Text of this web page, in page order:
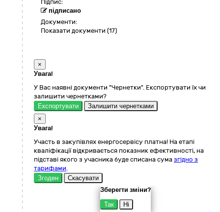
Підпис:
підписано
Документи:
Показати документи (17)
×
Увага!
У Вас наявні документи "Чернетки". Експортувати їх чи
залишити чернетками?
Експортувати
Залишити чернетками
×
Увага!
Участь в закупівлях енергосервісу платна! На етапі
кваліфікації відкривається показник ефективності, на
підставі якого з учасника буде списана сума згідно з
тарифами.
Згоден
Скасувати
Зберегти зміни?
Так
Ні